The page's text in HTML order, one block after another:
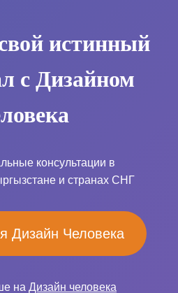
истинный
с Дизайном
консультации в
и странах СНГ
Дизайн Человека
на Дизайн человека